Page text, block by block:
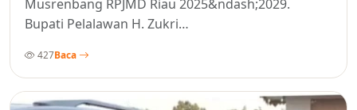
Musrenbang RPJMD Riau 2025&ndash;2029.
Bupati Pelalawan H. Zukri…
427Baca